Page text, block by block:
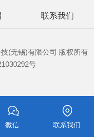
联系我们
(无锡)有限公司 版权所有
号
微信 联系我们